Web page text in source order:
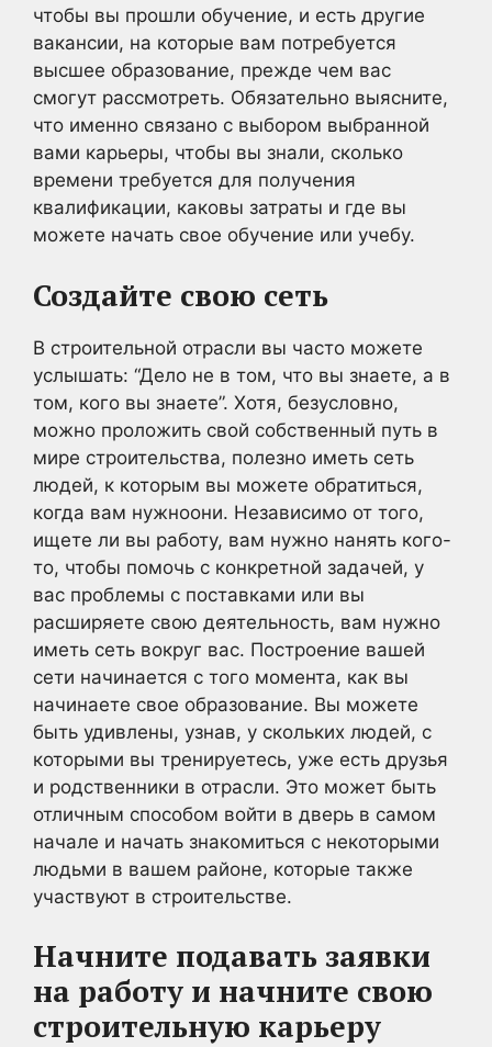
чтобы вы прошли обучение, и есть другие
вакансии, на которые вам потребуется
высшее образование, прежде чем вас
смогут рассмотреть. Обязательно выясните,
что именно связано с выбором выбранной
вами карьеры, чтобы вы знали, сколько
времени требуется для получения
квалификации, каковы затраты и где вы
можете начать свое обучение или учебу.
Создайте свою сеть
В строительной отрасли вы часто можете
услышать: “Дело не в том, что вы знаете, а в
том, кого вы знаете”. Хотя, безусловно,
можно проложить свой собственный путь в
мире строительства, полезно иметь сеть
людей, к которым вы можете обратиться,
когда вам нужноони. Независимо от того,
ищете ли вы работу, вам нужно нанять кого-
то, чтобы помочь с конкретной задачей, у
вас проблемы с поставками или вы
расширяете свою деятельность, вам нужно
иметь сеть вокруг вас. Построение вашей
сети начинается с того момента, как вы
начинаете свое образование. Вы можете
быть удивлены, узнав, у скольких людей, с
которыми вы тренируетесь, уже есть друзья
и родственники в отрасли. Это может быть
отличным способом войти в дверь в самом
начале и начать знакомиться с некоторыми
людьми в вашем районе, которые также
участвуют в строительстве.
Начните подавать заявки
на работу и начните свою
строительную карьеру